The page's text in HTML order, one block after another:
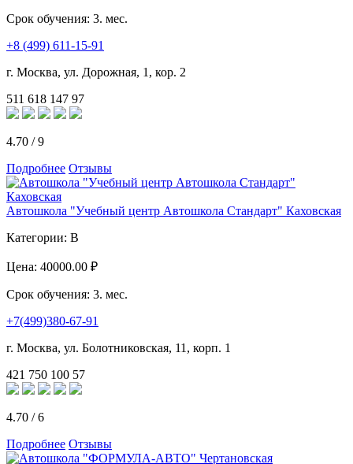
Срок обучения: 3. мес.
+8 (499) 611-15-91
г. Москва, ул. Дорожная, 1, кор. 2
511 618 147 97
4.70 /9
Подробнее Отзывы
Автошкола "Учебный центр Автошкола Стандарт" Каховская
Категории: B
Цена: 40000.00 ₽
Срок обучения: 3. мес.
+7(499)380-67-91
г. Москва, ул. Болотниковская, 11, корп. 1
421 750 100 57
4.70 /6
Подробнее Отзывы